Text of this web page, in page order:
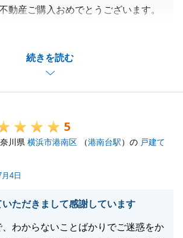
続きを読む
動産ご購入おめでとうございます。
えることができました。
が御座いましたらお気軽にご連絡下さ
5
川県 横浜市港南区 （港南台駅）の 戸建て
4日
ただきまして感謝しています
わからないことばかりでご迷惑をか